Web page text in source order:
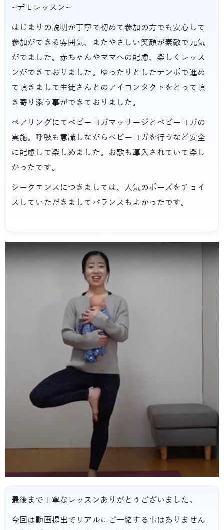
~デモレッスン~
はじまりの説明が丁寧で初めて参加の方でも安心して
参加ができる雰囲気、またやさしい笑顔が素敵で元気
がでました。赤ちゃんやママへの配慮、楽しくレッス
ンができておりました。ゆったりとしたテンポで進め
て頂きまして生徒さんとのアイコンタクトをとって頂
き寄り添う事ができておりました。
ペアリングにてベビーヨガマッサージとベビーヨガの
実施。呼吸も意識しながらベビーヨガを行うなど安全
に配慮して楽しめました。お歌も導入されていて楽し
かったです。
シークエンスにつきましては、人気のポーズをチョイ
スしていただきましてバランスもよかったです。
最後まで丁寧なレッスンありがとうございました。
今回は動画提出でリアルにご一緒する事はありません